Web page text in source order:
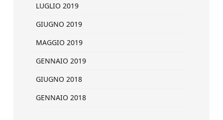
LUGLIO 2019
GIUGNO 2019
MAGGIO 2019
GENNAIO 2019
GIUGNO 2018
GENNAIO 2018